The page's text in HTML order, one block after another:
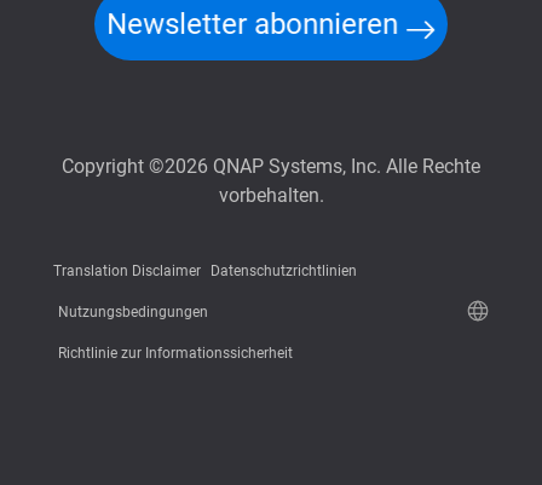
Newsletter abonnieren
Copyright ©2026 QNAP Systems, Inc. Alle Rechte
vorbehalten.
Translation Disclaimer Datenschutzrichtlinien
Nutzungsbedingungen
Richtlinie zur Informationssicherheit